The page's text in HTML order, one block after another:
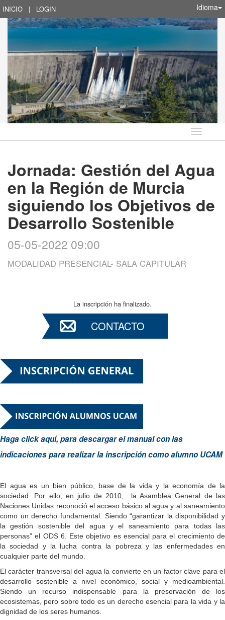
INICIO | LOGIN Idioma
Idioma
Jornada: Gestión del Agua
en la Región de Murcia
siguiendo los Objetivos de
Desarrollo Sostenible
05-05-2022 09:00
MODALIDAD PRESENCIAL- SALA CAPITULAR
La inscripción ha finalizado.
CONTACTO
Haga click aquí, para descargar el manual con las
indicaciones para realizar la inscripción como alumno UCAM
El agua es un bien público, base de la vida y la economía de la
sociedad. Por ello, en julio de 2010, la Asamblea General de las
Naciones Unidas reconoció el acceso básico al agua y al saneamiento
como un derecho fundamental. Siendo “garantizar la disponibilidad y
la gestión sostenible del agua y el saneamiento para todas las
personas” el ODS 6. Este objetivo es esencial para el crecimiento de
la sociedad y la lucha contra la pobreza y las enfermedades en
cualquier parte del mundo.
El carácter transversal del agua la convierte en un factor clave para el
desarrollo sostenible a nivel económico, social y medioambiental.
Siendo un recurso indispensable para la preservación de los
ecosistemas, pero sobre todo es un derecho esencial para la vida y la
dignidad de los seres humanos.